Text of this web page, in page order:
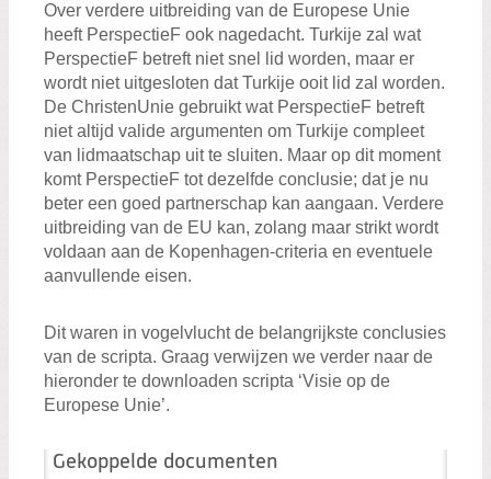
Over verdere uitbreiding van de Europese Unie
heeft PerspectieF ook nagedacht. Turkije zal wat
PerspectieF betreft niet snel lid worden, maar er
wordt niet uitgesloten dat Turkije ooit lid zal worden.
De ChristenUnie gebruikt wat PerspectieF betreft
niet altijd valide argumenten om Turkije compleet
van lidmaatschap uit te sluiten. Maar op dit moment
komt PerspectieF tot dezelfde conclusie; dat je nu
beter een goed partnerschap kan aangaan. Verdere
uitbreiding van de EU kan, zolang maar strikt wordt
voldaan aan de Kopenhagen-criteria en eventuele
aanvullende eisen.
Dit waren in vogelvlucht de belangrijkste conclusies
van de scripta. Graag verwijzen we verder naar de
hieronder te downloaden scripta ‘Visie op de
Europese Unie’.
Gekoppelde documenten